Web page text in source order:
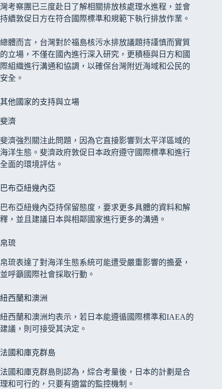
灣考察團已三度赴日了解相關排放核處理水進程，並會
持續敦促日方在符合國際標準和規範下執行排放作業。
總體而言，台灣對於福島核污水排放議題持謹慎而實質
的立場，不僅在國內進行深入研究，更積極與日方和國
際組織進行溝通和協調，以確保台灣附近海域和公民的
安全。
其他國家的支持與立場
斐濟
斐濟強烈關注此問題，因為它直接影響到太平洋區域的
海洋生態。斐濟政府敦促日本政府遵守國際標準和進行
全面的環境評估。
巴布亞紐幾內亞
巴布亞紐幾內亞持保留態度，要求更多具體的資料和解
釋，並且建議日本與相鄰國家進行更多的溝通。
帛琉
帛琉表達了對海洋生態系統可能遭受嚴重影響的擔憂，
並呼籲國際社會採取行動。
紐西蘭和澳洲
紐西蘭和澳洲均表示，若日本能遵循國際標準和IAEA的
建議，則可接受其決定。
法國和庫克群島
法國和庫克群島則認為，綜合考量後，日本的計劃是合
理和可行的，只要有適當的監控機制。